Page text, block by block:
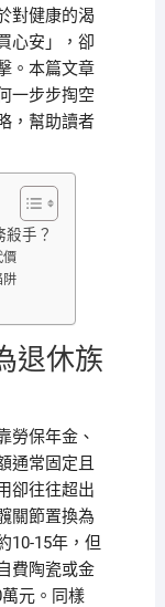
對健康的渴
心安」，卻
。本篇文章
一步步掏空
，幫助讀者
手？
價
阱
退休族
勞保年金、
通常固定且
卻往往超出
關節置換為
10-15年，但
費陶瓷或金
元。同樣